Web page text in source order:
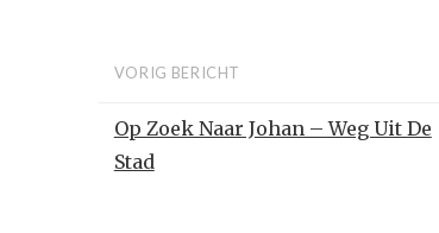
VORIG BERICHT
Op Zoek Naar Johan – Weg Uit De
Stad